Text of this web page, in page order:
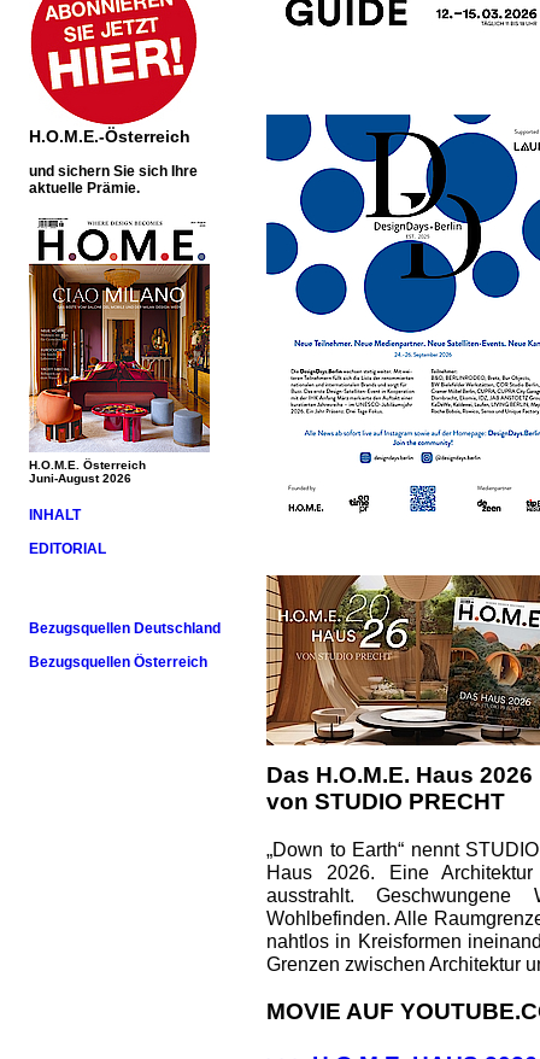
H.O.M.E.-Österreich
und sichern Sie sich Ihre
aktuelle Prämie.
H.O.M.E. Österreich
Juni-August 2026
INHALT
EDITORIAL
Bezugsquellen Deutschland
Bezugsquellen Österreich
Das H.O.M.E. Haus 2026
von STUDIO PRECHT
„Down to Earth“ nennt
Haus 2026. Eine
ausstrahlt.
Wohlbefinden. Alle
nahtlos in Kreisformen
Grenzen zwischen Architektur
MOVIE AUF